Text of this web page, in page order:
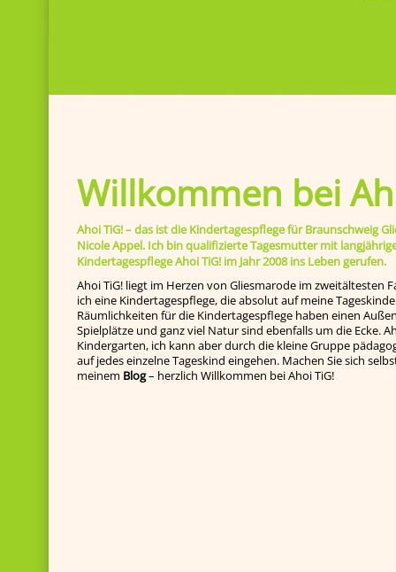
Willkommen bei
Ahoi TiG! – das ist die Kindertagespflege für Braunschweig
Nicole Appel. Ich bin qualifizierte Tagesmutter mit
Kindertagespflege Ahoi TiG! im Jahr 2008 ins Leben gerufen.
Ahoi TiG! liegt im Herzen von Gliesmarode im zweitältesten
ich eine Kindertagespflege, die absolut auf meine
Räumlichkeiten für die Kindertagespflege haben einen
Spielplätze und ganz viel Natur sind ebenfalls um die Ecke.
Kindergarten, ich kann aber durch die kleine Gruppe
auf jedes einzelne Tageskind ein­gehen. Machen Sie sich
meinem Blog– herzlich Willkommen bei Ahoi TiG!